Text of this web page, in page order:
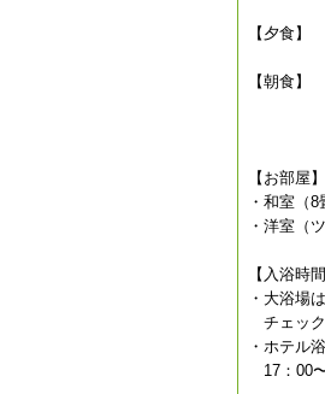
【夕食
【朝食】
7：00
【お部屋】
・和室（
・洋室（
【入浴時間
・大浴場
チェック
・ホテル
17：00